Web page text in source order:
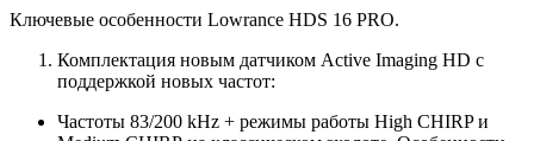
Ключевые особенности Lowrance HDS 16 PRO.
Комплектация новым датчиком Active Imaging HD с
поддержкой новых частот:
Частоты 83/200 kHz + режимы работы High CHIRP и